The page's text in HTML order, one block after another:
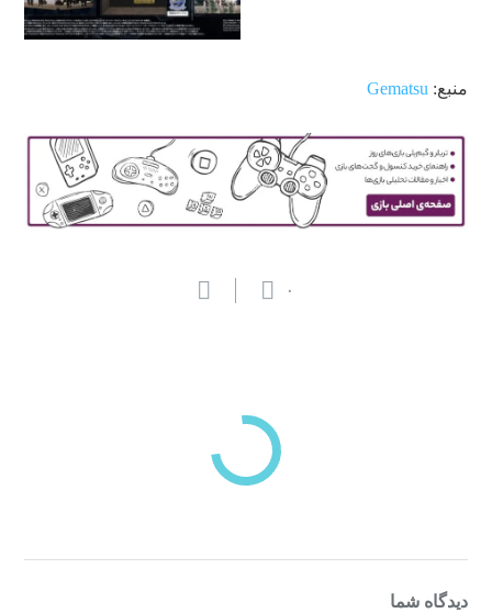
منبع: Gematsu
۰
دسته‌بندی‌های منتخب برای شما
دیدگاه شما